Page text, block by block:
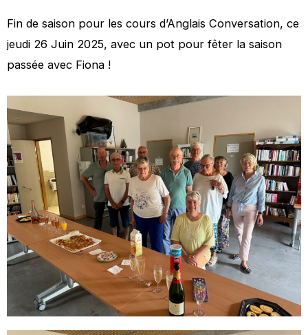
Fin de saison pour les cours d’Anglais Conversation, ce
jeudi 26 Juin 2025, avec un pot pour fêter la saison
passée avec Fiona !